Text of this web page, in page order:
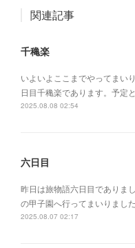
関連記事
千穐楽
いよいよここまでやってまい
日目千穐楽であります。予定
2025.08.08 02:54
六日目
昨日は旅物語六日目でありま
の甲子園へ行ってまいりまし
2025.08.07 02:17